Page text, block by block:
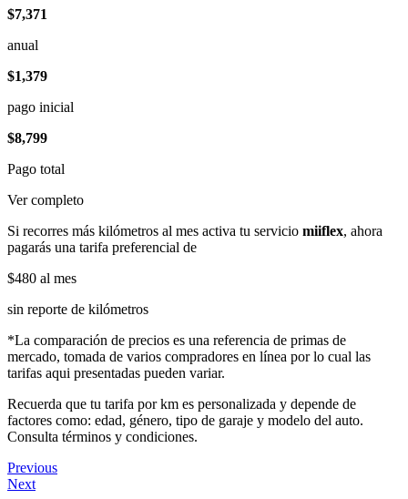
$7,371
anual
$1,379
pago inicial
$8,799
Pago total
Ver completo
Si recorres más kilómetros al mes activa tu servicio miiflex, ahora
pagarás una tarifa preferencial de
$480 al mes
sin reporte de kilómetros
*La comparación de precios es una referencia de primas de
mercado, tomada de varios compradores en línea por lo cual las
tarifas aqui presentadas pueden variar.
Recuerda que tu tarifa por km es personalizada y depende de
factores como: edad, género, tipo de garaje y modelo del auto.
Consulta términos y condiciones.
Previous
Next